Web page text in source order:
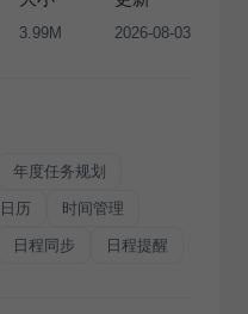
的转让、出售或出租，未
载和分发，否则将接照我
3.99M 2026-08-03
年度任务规划
历 时间管理
日程同步 日程提醒